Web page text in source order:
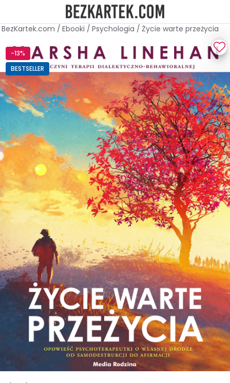
BezKartek.com / Ebooki / Psychologia / Życie warte przeżycia
-13%
BESTSELLER